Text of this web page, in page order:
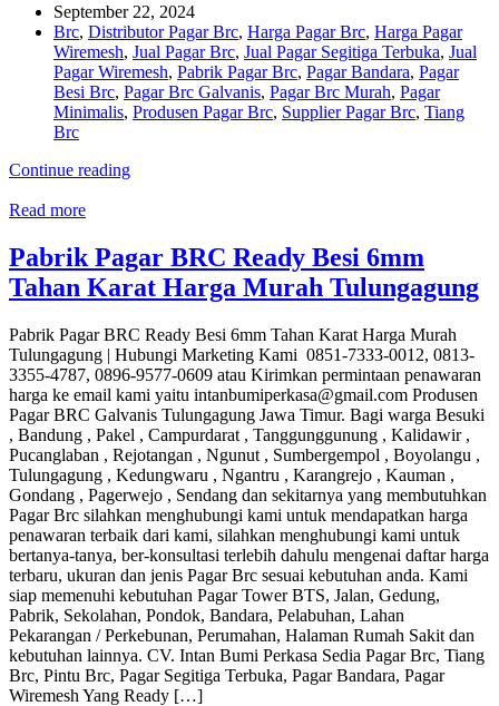
September 22, 2024
Brc, Distributor Pagar Brc, Harga Pagar Brc, Harga Pagar
Wiremesh, Jual Pagar Brc, Jual Pagar Segitiga Terbuka, Jual
Pagar Wiremesh, Pabrik Pagar Brc, Pagar Bandara, Pagar
Besi Brc, Pagar Brc Galvanis, Pagar Brc Murah, Pagar
Minimalis, Produsen Pagar Brc, Supplier Pagar Brc, Tiang
Brc
Continue reading
Read more
Pabrik Pagar BRC Ready Besi 6mm
Tahan Karat Harga Murah Tulungagung
Pabrik Pagar BRC Ready Besi 6mm Tahan Karat Harga Murah
Tulungagung | Hubungi Marketing Kami 0851-7333-0012, 0813-
3355-4787, 0896-9577-0609 atau Kirimkan permintaan penawaran
harga ke email kami yaitu intanbumiperkasa@gmail.com Produsen
Pagar BRC Galvanis Tulungagung Jawa Timur. Bagi warga Besuki
, Bandung , Pakel , Campurdarat , Tanggunggunung , Kalidawir ,
Pucanglaban , Rejotangan , Ngunut , Sumbergempol , Boyolangu ,
Tulungagung , Kedungwaru , Ngantru , Karangrejo , Kauman ,
Gondang , Pagerwejo , Sendang dan sekitarnya yang membutuhkan
Pagar Brc silahkan menghubungi kami untuk mendapatkan harga
penawaran terbaik dari kami, silahkan menghubungi kami untuk
bertanya-tanya, ber-konsultasi terlebih dahulu mengenai daftar harga
terbaru, ukuran dan jenis Pagar Brc sesuai kebutuhan anda. Kami
siap memenuhi kebutuhan Pagar Tower BTS, Jalan, Gedung,
Pabrik, Sekolahan, Pondok, Bandara, Pelabuhan, Lahan
Pekarangan / Perkebunan, Perumahan, Halaman Rumah Sakit dan
kebutuhan lainnya. CV. Intan Bumi Perkasa Sedia Pagar Brc, Tiang
Brc, Pintu Brc, Pagar Segitiga Terbuka, Pagar Bandara, Pagar
Wiremesh Yang Ready […]